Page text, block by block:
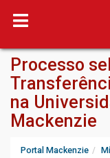
Processo
na
Mackenzie
Portal Mackenzie